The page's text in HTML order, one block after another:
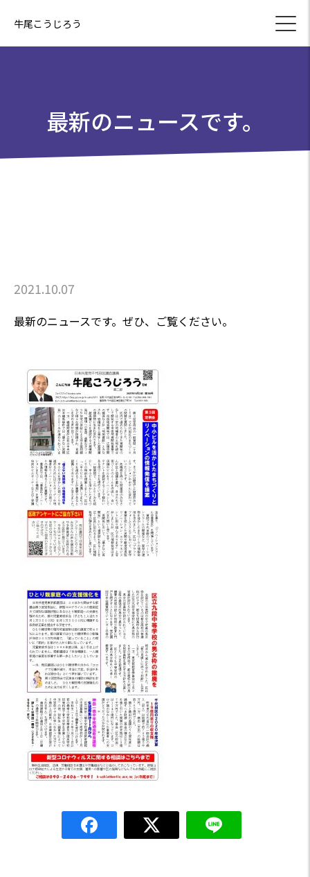
牛尾こうじろう
最新のニュースです。
2021.10.07
最新のニュースです。ぜひ、ご覧ください。